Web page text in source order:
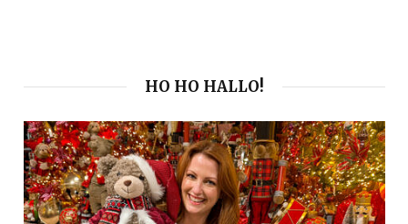
HO HO HALLO!